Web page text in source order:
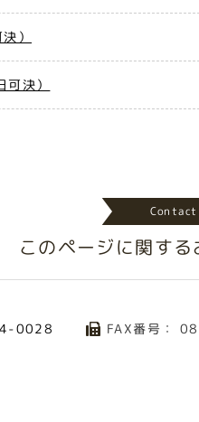
）
決）
Contact
このページに関する
0028 FAX番号：